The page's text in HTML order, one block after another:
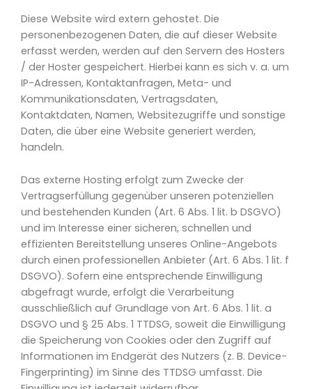
Diese Website wird extern gehostet. Die
personenbezogenen Daten, die auf dieser Website
erfasst werden, werden auf den Servern des Hosters
/ der Hoster gespeichert. Hierbei kann es sich v. a. um
IP-Adressen, Kontaktanfragen, Meta- und
Kommunikationsdaten, Vertragsdaten,
Kontaktdaten, Namen, Websitezugriffe und sonstige
Daten, die über eine Website generiert werden,
handeln.
Das externe Hosting erfolgt zum Zwecke der
Vertragserfüllung gegenüber unseren potenziellen
und bestehenden Kunden (Art. 6 Abs. 1 lit. b DSGVO)
und im Interesse einer sicheren, schnellen und
effizienten Bereitstellung unseres Online-Angebots
durch einen professionellen Anbieter (Art. 6 Abs. 1 lit. f
DSGVO). Sofern eine entsprechende Einwilligung
abgefragt wurde, erfolgt die Verarbeitung
ausschließlich auf Grundlage von Art. 6 Abs. 1 lit. a
DSGVO und § 25 Abs. 1 TTDSG, soweit die Einwilligung
die Speicherung von Cookies oder den Zugriff auf
Informationen im Endgerät des Nutzers (z. B. Device-
Fingerprinting) im Sinne des TTDSG umfasst. Die